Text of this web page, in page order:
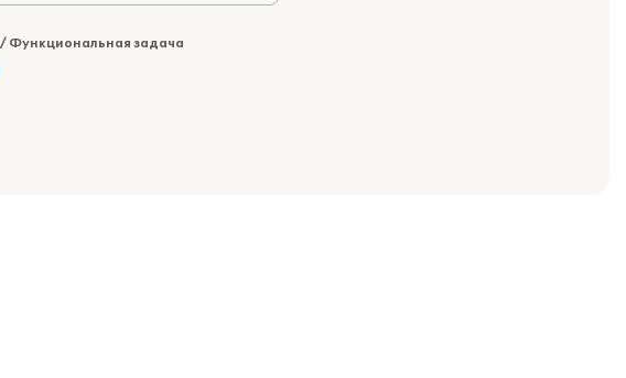
Функциональная задача